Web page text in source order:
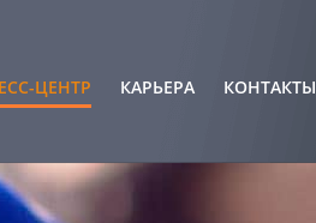
ЦЕНТР КАРЬЕРА КОНТАКТЫ